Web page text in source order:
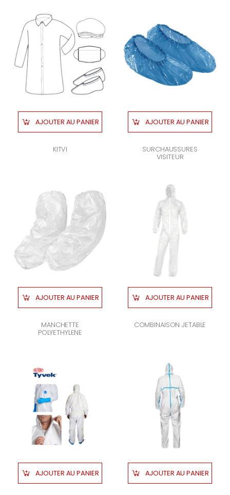
AJOUTER AU PANIER
KITVI
AJOUTER AU PANIER
SURCHAUSSURES
VISITEUR
AJOUTER AU PANIER
MANCHETTE
POLYETHYLENE
AJOUTER AU PANIER
COMBINAISON JETABLE
AJOUTER AU PANIER AJOUTER AU PANIER